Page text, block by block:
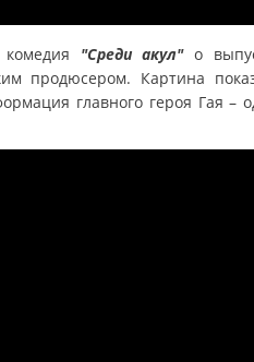
"Среди акул"о
продюсером. Картина
главного героя Гая –